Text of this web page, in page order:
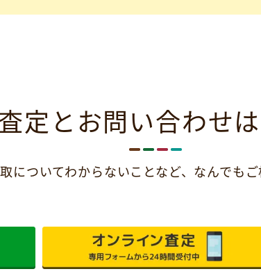
定とお問い合わせは
についてわからないことなど、 なんでもご